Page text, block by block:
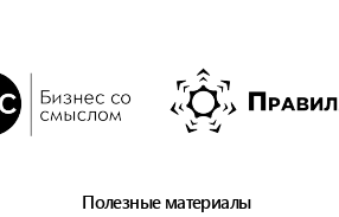
Полезные материалы